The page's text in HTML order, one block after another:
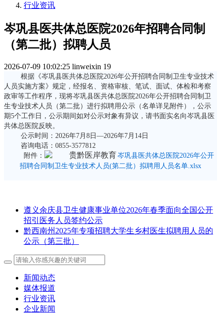
行业资讯
岑巩县医共体总医院2026年招聘合同制
（第二批）拟聘人员
2026-07-09 10:02:25 linweixin 19
根据《岑巩县医共体总医院2026年公开招聘合同制卫生专业技术
人员实施方案》规定，经报名、资格审核、笔试、面试、体检和考察
政审等工作程序，现将岑巩县医共体总医院2026年公开招聘合同制卫
生专业技术人员（第二批）进行拟聘用公示（名单详见附件），公示
期5个工作日，公示期间如对公示对象有异议，请书面实名向岑巩县医
共体总医院反映。
公示时间：2026年7月8日—2026年7月14日
咨询电话：0855-3577812
附件：
岑巩县医共体总医院2026年公开
招聘合同制卫生专业技术人员(第二批）拟聘用人员名单.xlsx
遵义余庆县卫生健康事业单位2026年春季面向全国公开
招引医务人员签约公示
黔西南州2025年专项招聘大学生乡村医生拟聘用人员的
公示（第三批）
新闻动态
媒体报道
行业资讯
企业新闻